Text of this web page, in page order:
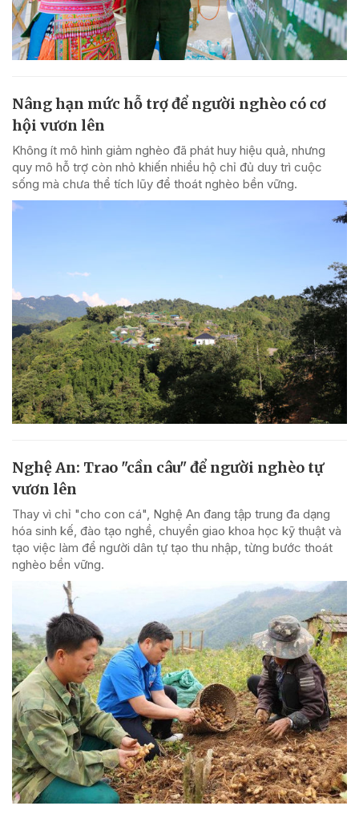
Nâng hạn mức hỗ trợ để người nghèo có cơ
hội vươn lên
Không ít mô hình giảm nghèo đã phát huy hiệu quả, nhưng
quy mô hỗ trợ còn nhỏ khiến nhiều hộ chỉ đủ duy trì cuộc
sống mà chưa thể tích lũy để thoát nghèo bền vững.
Nghệ An: Trao "cần câu" để người nghèo tự
vươn lên
Thay vì chỉ "cho con cá", Nghệ An đang tập trung đa dạng
hóa sinh kế, đào tạo nghề, chuyển giao khoa học kỹ thuật và
tạo việc làm để người dân tự tạo thu nhập, từng bước thoát
nghèo bền vững.